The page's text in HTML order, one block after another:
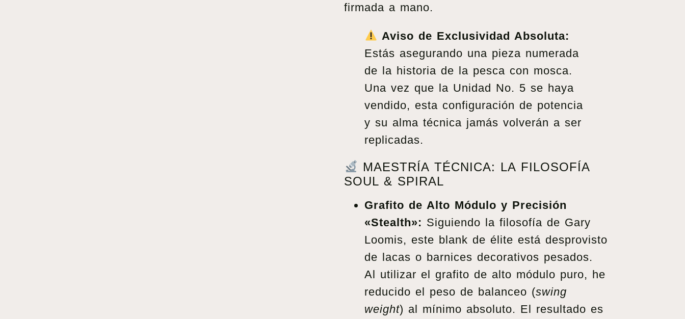
firmada a mano.
Aviso de Exclusividad Absoluta:
Estás asegurando una pieza numerada
de la historia de la pesca con mosca.
Una vez que la Unidad No. 5 se haya
vendido, esta configuración de potencia
y su alma técnica jamás volverán a ser
replicadas.
MAESTRÍA TÉCNICA: LA FILOSOFÍA
SOUL & SPIRAL
Grafito de Alto Módulo y Precisión
«Stealth»: Siguiendo la filosofía de Gary
Loomis, este blank de élite está desprovisto
de lacas o barnices decorativos pesados.
Al utilizar el grafito de alto módulo puro, he
reducido el peso de balanceo (swing
weight) al mínimo absoluto. El resultado es